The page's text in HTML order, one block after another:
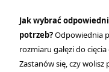
Jak wybrać
potrzeb?Odpowiednia
rozmiaru gałęzi do
Zastanów się, czy wolisz